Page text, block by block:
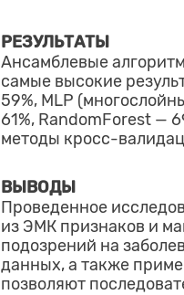
РЕЗУЛЬТАТЫ
Ансамблевые
самые высокие
59%, MLP
61%, RandomForest —
методы кросс-
ВЫВОДЫ
Проведенное
из ЭМК признаков и
подозрений на
данных, а также
позволяют